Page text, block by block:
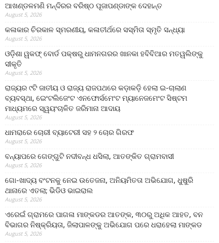
ଆଖଣ୍ଡଳମଣି ମନ୍ଦିରର ବରିଷ୍ଠ ପୂଜାପଣ୍ଡାଙ୍କ ଦେହାନ୍ତ
August 5, 2026
କଳାକାର ଚିରକାଳ ସ୍ମରଣୀୟ, କଳାତୀର୍ଥରେ ସସ୍ମିତା ସ୍ମୃତି ସନ୍ଧ୍ୟା
August 5, 2026
ଓଡ଼ିଶା ୱକଫ୍ ବୋର୍ଡ ପକ୍ଷରୁ ଧାମନଗରର ଖାନକା ହବିବିଆର ମତୱଲିଙ୍କୁ
ସୀକୃତି
August 5, 2026
ରାଜ୍ୟର ୯ଟି ଜାତୀୟ ଓ ରାଜ୍ୟ ରାଜପଥରେ କଡ଼ାକଡ଼ି ହେଲା ଇ-ଚାଲାଣ
ବ୍ୟବସ୍ଥା, ଇେଂଟଲିଜେଂଟ ଏନଫୋର୍ସମେଂଟ ମ୍ୟାନେଜମେଂଟ ସିଷ୍ଟମ
ମାଧ୍ୟମରେ ସ୍ୱୟଂଚାଳିତ ଜରିମାନା ଆଦାୟ
August 5, 2026
ଧାମରାରେ ଚୋରୀ ବ୍ୟାଟେରୀ ସହ ୨ ଚୋର ଗିରଫ
August 5, 2026
ବନ୍ୟାପରେ ଗେଙ୍ଗୁଟି ନଦୀବନ୍ଧ ଧସିଲା, ଆତଙ୍କିତ ଗ୍ରାମବାସୀ
August 5, 2026
ଗୋ-ଖାଦ୍ୟ ବଂଟନକୁ ନେଇ ଉତେଜନା, ଅନିୟମିତତା ଅଭିଯୋଗ, ଧୁଷୁରି
ଥାନାରେ ଏତଲା; ଭିଡିଓ ଭାଇରାଲ
August 5, 2026
ଏରେଇଁ ଗ୍ରାମରେ ପାଗଳା ମାଙ୍କଡର ଆତଙ୍କ, ୩୦ରୁ ଅଧିକ ଆହତ, ବନ
ବିଭାଗର ନିଷ୍କ୍ରିୟତା, ଜିଲାପାଳଙ୍କୁ ଅଭିଯୋଗ ପରେ ଧରାହେଲା ମାଙ୍କଡ
August 5, 2026